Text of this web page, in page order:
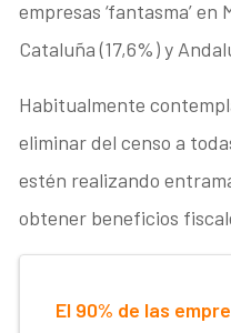
empresas ‘fantasma’ en
Cataluña (17,6%) y
Habitualmente
eliminar del censo a
estén realizando
obtener beneficios
El 90% de las